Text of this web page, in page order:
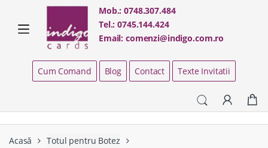
navigation
content
Mob.:0748.307.484
Tel.:0745.144.424
Email:comenzi@indigo.com.ro
Cum Comand Blog Contact Texte Invitatii
Acasă Totul pentru Botez